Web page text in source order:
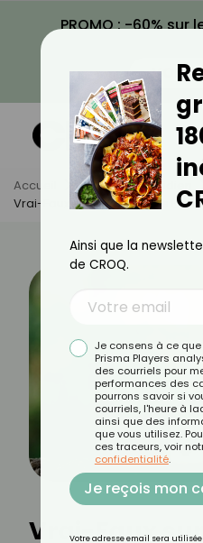
PROMO : -60% sur
VOIR
Accueil Actus
Quotidien
Vrai-Faux Sur Les Polluants
Vrai-Faux
Ainsi que la
de CROQ.
Je consens à ce
Prisma Players
des courriels pour
performances des
pourrons savoir si
courriels, l'heure à
ainsi que des
que vous utilisez.
ces traceurs, voir
confidentialité.
Je reçois mon
Votre adresse email sera